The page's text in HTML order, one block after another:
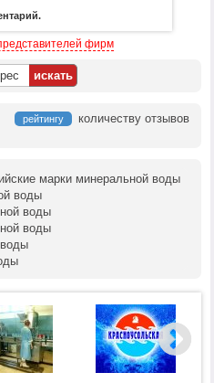
фирм
рейтингу
количеству отзывов
марки минеральной воды
воды
воды
воды